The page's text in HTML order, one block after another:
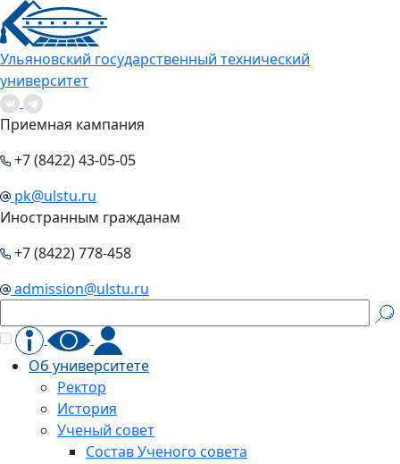
Ульяновский государственный технический
университет
Приемная кампания
+7 (8422) 43-05-05
pk@ulstu.ru
Иностранным гражданам
+7 (8422) 778-458
admission@ulstu.ru
Об университете
Ректор
История
Ученый совет
Состав Ученого совета